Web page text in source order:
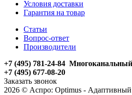
Условия доставки
Гарантия на товар
Статьи
Вопрос-ответ
Производители
+7 (495) 781-24-84 Многоканальный
+7 (495) 677-08-20
Заказать звонок
2026 © Аспро: Optimus - Адаптивный